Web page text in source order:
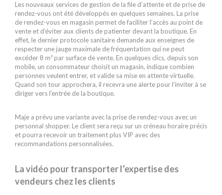
Les nouveaux services de gestion de la file d’attente et de prise de
rendez-vous ont été développés en quelques semaines. La prise
de rendez-vous en magasin permet de faciliter l’accès au point de
vente et d’éviter aux clients de patienter devant la boutique. En
effet, le dernier protocole sanitaire demande aux enseignes de
respecter une jauge maximale de fréquentation qui ne peut
excéder 8 m² par surface de vente. En quelques clics, depuis son
mobile, un consommateur choisit un magasin, indique combien
personnes veulent entrer, et valide sa mise en attente virtuelle.
Quand son tour approchera, il recevra une alerte pour l’inviter à se
diriger vers l’entrée de la boutique.
Maje a prévu une variante avec la prise de rendez-vous avec un
personnal shopper. Le client sera reçu sur un créneau horaire précis
et pourra recevoir un traitement plus VIP avec des
recommandations personnalisées.
La vidéo pour transporter l’expertise des
vendeurs chez les clients